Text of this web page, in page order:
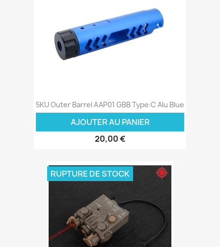
5KU Outer Barrel AAP01 GBB Type:C Alu Blue
AJOUTER AU PANIER
20,00 €
RUPTURE DE STOCK